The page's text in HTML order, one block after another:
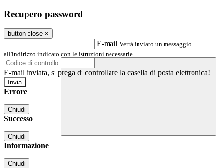
Recupero password
button close ×
E-mail Verrà inviato un messaggio
all'indirizzo indicato con le istruzioni necessarie.
E-mail inviata, si prega di controllare la casella di posta elettronica!
Errore
Chiudi
Successo
Chiudi
Informazione
Chiudi